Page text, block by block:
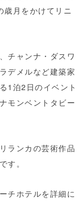
月をかけてリニ
チャンナ・ダスワ
デメルなど建築家
1泊2日のイベント
モンベントタビー
ランカの芸術作品
す。
チホテルを詳細に